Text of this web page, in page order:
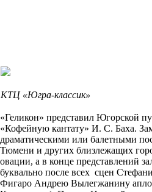
КТЦ «Югра-классик»
«Геликон» представил Югорской
«Кофейную кантату» И. С. Баха.
драматическими или балетными
Тюмени и других близлежащих
овации, а в конце представлений
буквально после всех сцен
Фигаро Андрею Вылегжанину